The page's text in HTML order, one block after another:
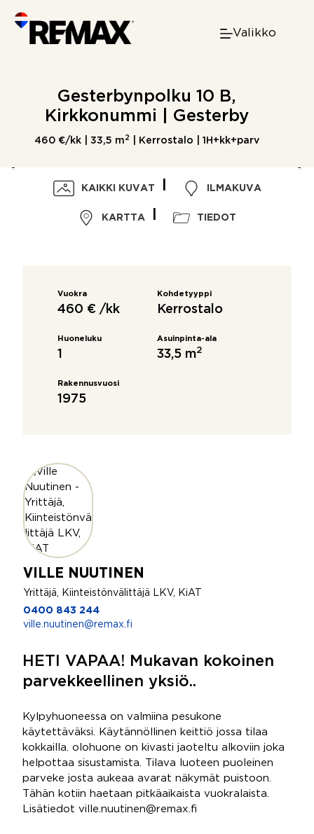
content
Valikko
Gesterbynpolku 10 B,
Kirkkonummi | Gesterby
460 €/kk | 33,5 m 2 | Kerrostalo | 1H+kk+parv
KAIKKI KUVAT ILMAKUVA
KARTTA TIEDOT
Vuokra
460 € /kk
Kohdetyyppi
Kerrostalo
Huoneluku
1
Asuinpinta-ala
33,5 m2
Rakennusvuosi
1975
VILLE NUUTINEN
Yrittäjä, Kiinteistönvälittäjä LKV, KiAT
0400 843 244
ville.nuutinen@remax.fi
HETI VAPAA! Mukavan kokoinen
parvekkeellinen yksiö..
Kylpyhuoneessa on valmiina pesukone
käytettäväksi. Käytännöllinen keittiö jossa tilaa
kokkailla. olohuone on kivasti jaoteltu alkoviin joka
helpottaa sisustamista. Tilava luoteen puoleinen
parveke josta aukeaa avarat näkymät puistoon.
Tähän kotiin haetaan pitkäaikaista vuokralaista.
Lisätiedot ville.nuutinen@remax.fi